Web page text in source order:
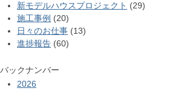
新モデルハウスプロジェクト (29)
施工事例 (20)
日々のお仕事 (13)
進捗報告 (60)
バックナンバー
2026